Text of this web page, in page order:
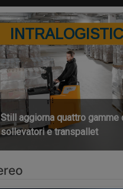
Still aggiorna quattro gamme
sollevatori e transpallet